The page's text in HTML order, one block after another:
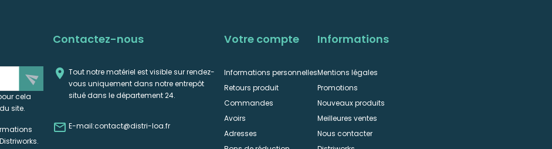
send
cela
site.
Informations
Mentions légales
Promotions
Nouveaux produits
Meilleures ventes
Nous contacter
Votre compte
Informations personnelles
Retours produit
Commandes
Avoirs
Adresses
Contactez-nous
 Tout notre matériel est visible sur rendez-
vous uniquement dans notre entrepôt
situé dans le département 24.
 E-mail:contact@distri-loa.fr